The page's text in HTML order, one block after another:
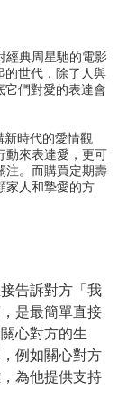
經典周星馳的電影
的世代，除了人與
它們對愛的表達會
新時代的愛情觀
來表達愛，更可
注。而購買定期壽
家人和摯愛的方
告訴對方「我
是最簡單直接
心對方的生
例如關心對方
為他提供支持